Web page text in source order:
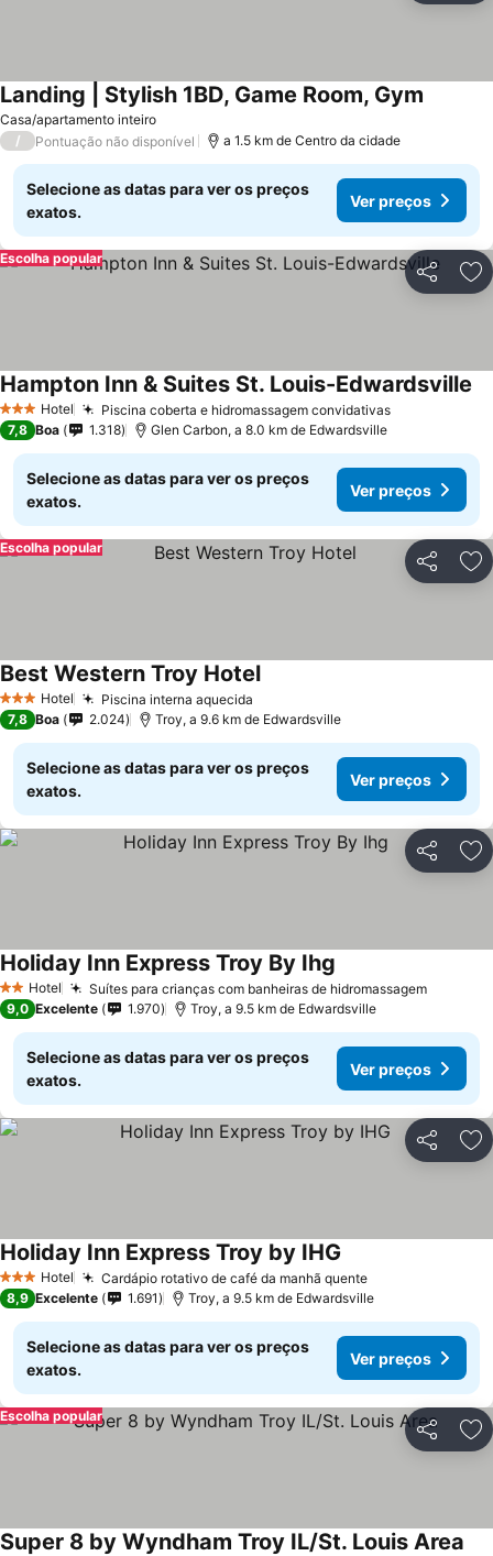
Casa/apartamento inteiro
Landing | Stylish 1BD, Game Room, Gym
/ Pontuação não disponível a 1.5 km de Centro da cidade
Selecione as datas para ver os preços
exatos.
Ver preços
Partilhar
Escolha popular
3 EstrelasHotel Piscina coberta e hidromassagem convidativasVer preços
Hampton Inn & Suites St. Louis-Edwardsville
7,8 Boa 1.318 Glen Carbon, a 8.0 km de Edwardsville
Selecione as datas para ver os preços
exatos.
Ver preços
Partilhar
Escolha popular
3 EstrelasHotel Piscina interna aquecida
Best Western Troy HotelVer preços
7,8 Boa 2.024 Troy, a 9.6 km de Edwardsville
Selecione as datas para ver os preços
exatos.
Ver preços
Partilhar
2 Estrelas
Hotel Suítes para crianças com banheiras de hidromassagemVer
Holiday Inn Express Troy By Ihg
9,0 Excelente 1.970 Troy, a 9.5 km de Edwardsville
Selecione as datas para ver os preços
exatos.
Ver preços
Partilhar
3 EstrelasHotel Cardápio rotativo de café da manhã quenteVer preços
Holiday Inn Express Troy by IHG
8,9 Excelente 1.691 Troy, a 9.5 km de Edwardsville
Selecione as datas para ver os preços
exatos.
Ver preços
Partilhar
Escolha popular
Super 8 by Wyndham Troy IL/St. Louis Area